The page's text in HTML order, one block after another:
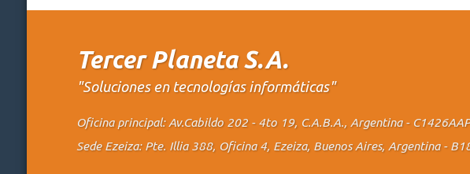
Tercer Planeta S.A.
"Soluciones en tecnologías informáticas"
Oficina principal: Av.Cabildo 202 - 4to 19, C.A.B.A., Argentina -
Sede Ezeiza: Pte. Illia 388, Oficina 4, Ezeiza, Buenos Aires, Argentina -